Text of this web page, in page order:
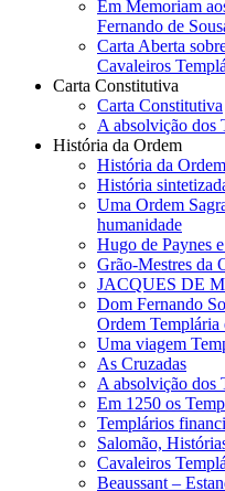
Em Memoriam
Fernando de
Carta Aberta
Cavaleiros
Carta Constitutiva
Carta Constitutiva
A absolvição dos
História da Ordem
História da Ordem
História
Uma Ordem
humanidade
Hugo de Paynes
Grão-Mestres da
JACQUES DE
Dom Fernando
Ordem Templária
Uma viagem
As Cruzadas
A absolvição dos
Em 1250 os
Templários
Salomão,
Cavaleiros
Beaussant –